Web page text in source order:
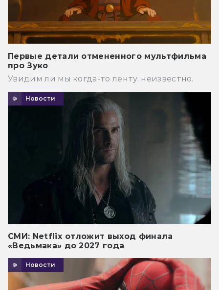
Первые детали отмененного мультфильма
про Зуко
Увидим ли мы когда-то ленту, неизвестно.
Новости
СМИ: Netflix отложит выход финала
«Ведьмака» до 2027 года
Новости